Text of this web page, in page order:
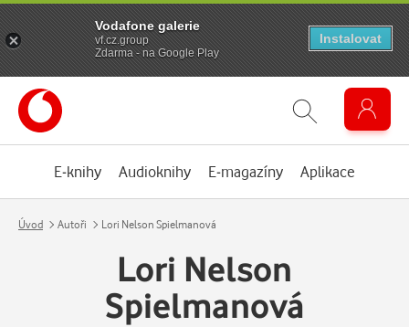
E-knihy Audioknihy E-magazíny Aplikace
Úvod Autoři Lori Nelson Spielmanová
Lori Nelson
Spielmanová
Vodafone galerie
vf.cz.group
Zdarma - na Google Play
Instalovat